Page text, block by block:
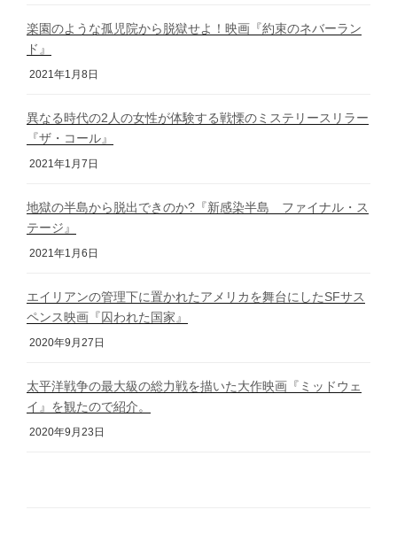
楽園のような孤児院から脱獄せよ！映画『約束のネバーラン
ド』
2021年1月8日
異なる時代の2人の女性が体験する戦慄のミステリースリラー
『ザ・コール』
2021年1月7日
地獄の半島から脱出できのか?『新感染半島 ファイナル・ス
テージ』
2021年1月6日
エイリアンの管理下に置かれたアメリカを舞台にしたSFサス
ペンス映画『囚われた国家』
2020年9月27日
太平洋戦争の最大級の総力戦を描いた大作映画『ミッドウェ
イ』を観たので紹介。
2020年9月23日